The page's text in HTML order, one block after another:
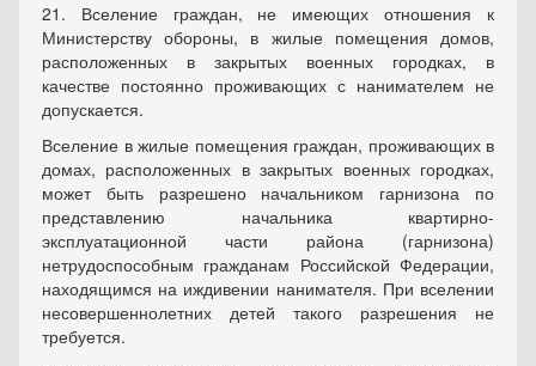
21. Вселение граждан, не имеющих отношения к
Министерству обороны, в жилые помещения домов,
расположенных в закрытых военных городках, в
качестве постоянно проживающих с нанимателем не
допускается.
Вселение в жилые помещения граждан, проживающих в
домах, расположенных в закрытых военных городках,
может быть разрешено начальником гарнизона по
представлению начальника квартирно-
эксплуатационной части района (гарнизона)
нетрудоспособным гражданам Российской Федерации,
находящимся на иждивении нанимателя. При вселении
несовершеннолетних детей такого разрешения не
требуется.